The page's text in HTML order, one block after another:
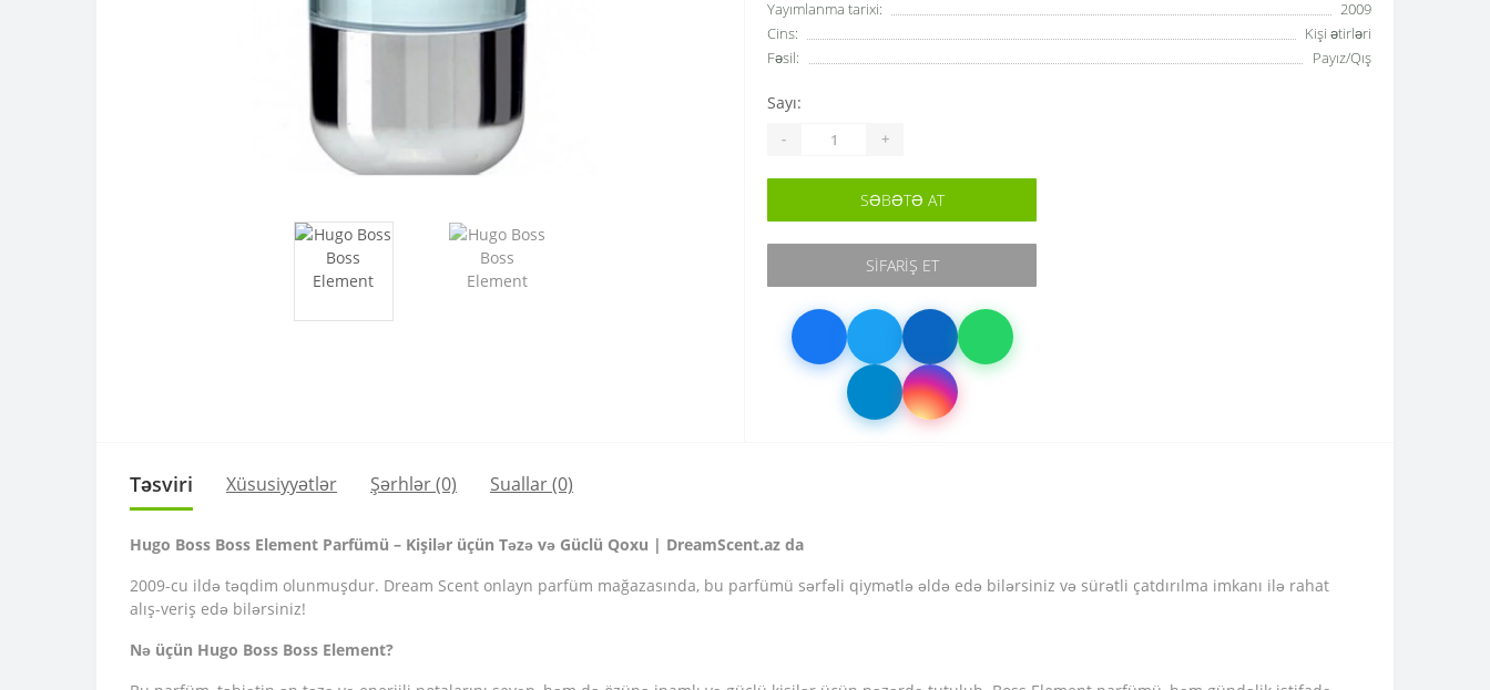
Yayımlanma tarixi:
2009
Cins:
Kişi ətirləri
Fəsil:
Payız/Qış
Sayı:
- +
SƏBƏTƏ AT
SIFARIŞ ET
Təsviri Xüsusiyyətlər Şərhlər (0) Suallar(0)
Hugo Boss Boss Element Parfümü – Kişilər üçün Təzə və Güclü Qoxu | DreamScent.az da
2009-cu ildə təqdim olunmuşdur. Dream Scent onlayn parfüm mağazasında, bu parfümü sərfəli qiymətlə əldə edə bilərsiniz və sürətli çatdırılma imkanı ilə rahat
alış-veriş edə bilərsiniz!
Nə üçün Hugo Boss Boss Element?